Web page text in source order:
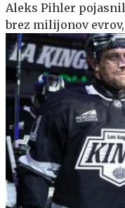
Aleks Pihler
brez milijonov